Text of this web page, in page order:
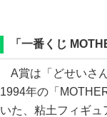
「一番くじ
A賞は「どせいさ
1994年の「
いた、粘土フィギ